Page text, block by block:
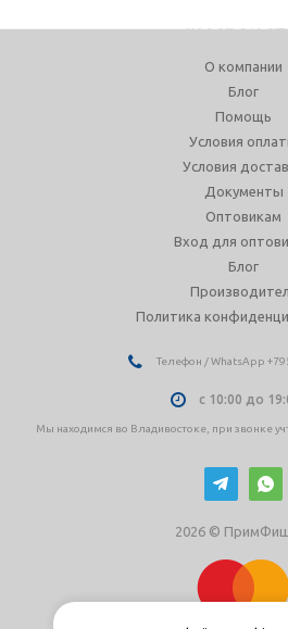
О компании
Блог
Помощь
Условия
Условия
Документы
Оптовикам
Вход для
Блог
Политика
Телефон / WhatsApp
с 10:00 до
Мы находимся во Владивостоке, при звонке
2026 ©